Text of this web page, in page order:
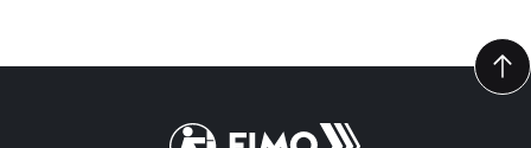
Volver a la página principal